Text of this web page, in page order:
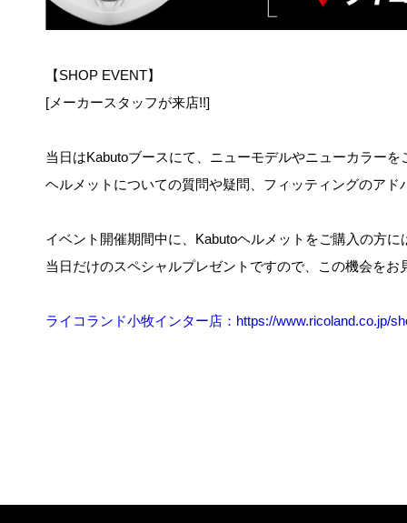
【SHOP EVENT】
[メーカースタッフが来店!!]
当日はKabutoブースにて、ニューモデルやニューカラー
ヘルメットについての質問や疑問、フィッティングのア
イベント開催期間中に、Kabutoヘルメットをご購入の方
当日だけのスペシャルプレゼントですので 、この機会を
ライコランド小牧インター店：https://www.ricoland.co.jp/